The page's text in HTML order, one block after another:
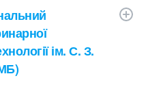
ім. С. З.